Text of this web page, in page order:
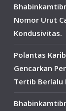
Nomor Urut
Kondusivitas.
Polantas
Gencarkan
Tertib Berlalu